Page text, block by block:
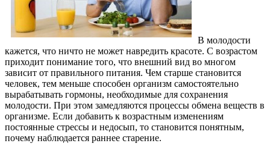
В молодости
кажется, что ничто не может навредить красоте. С возрастом
приходит понимание того, что внешний вид во многом
зависит от правильного питания. Чем старше становится
человек, тем меньше способен организм самостоятельно
вырабатывать гормоны, необходимые для сохранения
молодости. При этом замедляются процессы обмена веществ в
организме. Если добавить к возрастным изменениям
постоянные стрессы и недосып, то становится понятным,
почему наблюдается раннее старение.